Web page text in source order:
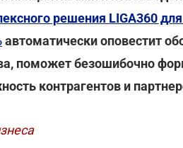
решения LIGA360
автоматически оповестит
поможет безошибочно
контрагентов и